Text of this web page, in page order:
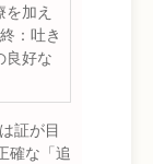
加え
：吐き
良好な
証が目
確な「追